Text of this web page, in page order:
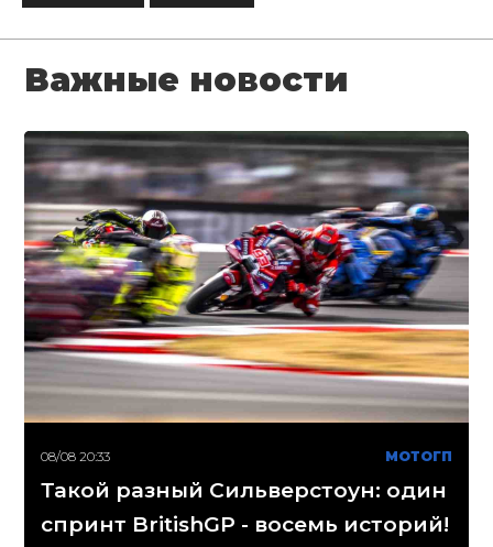
Важные новости
08/08 20:33 МОТОГП
Такой разный Сильверстоун: один
спринт BritishGP - восемь историй!